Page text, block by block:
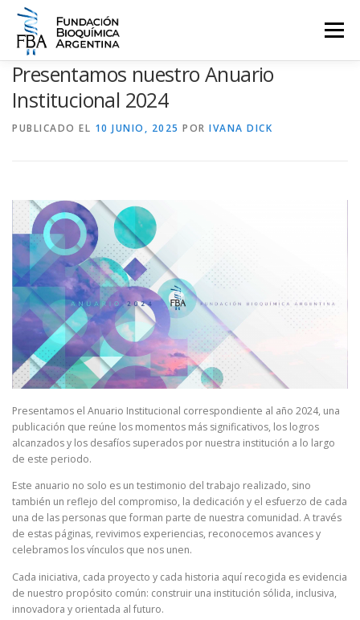
Saltar
contenido
Menú
PROGRAMAS
Presentamos nuestro Anuario
Institucional 2024
PUBLICADO EL 10 JUNIO, 2025 POR IVANA DICK
Presentamos el Anuario Institucional correspondiente al año 2024, una
publicación que reúne los momentos más significativos, los logros
alcanzados y los desafíos superados por nuestra institución a lo largo
de este periodo.
Este anuario no solo es un testimonio del trabajo realizado, sino
también un reflejo del compromiso, la dedicación y el esfuerzo de cada
una de las personas que forman parte de nuestra comunidad. A través
de estas páginas, revivimos experiencias, reconocemos avances y
celebramos los vínculos que nos unen.
Cada iniciativa, cada proyecto y cada historia aquí recogida es evidencia
de nuestro propósito común: construir una institución sólida, inclusiva,
innovadora y orientada al futuro.